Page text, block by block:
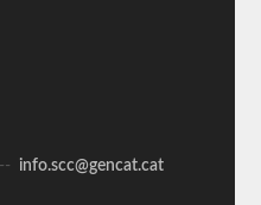
info.scc@gencat.cat